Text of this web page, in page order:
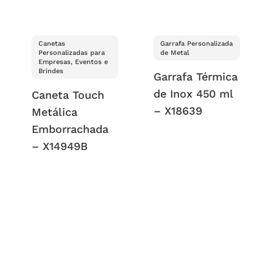
Canetas
Personalizadas para
Empresas, Eventos e
Brindes
Caneta Touch
Metálica
Emborrachada
– X14949B
Garrafa Personalizada
de Metal
Garrafa Térmica
de Inox 450 ml
– X18639